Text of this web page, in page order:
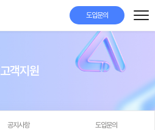
도입문의
고객지원
공지사항 도입문의